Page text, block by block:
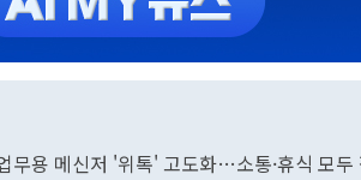
무용 메신저 '위톡' 고도화…소통·휴식 모두